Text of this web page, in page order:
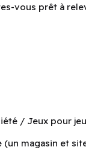
vous prêt à
/ Jeux pour
(un magasin et